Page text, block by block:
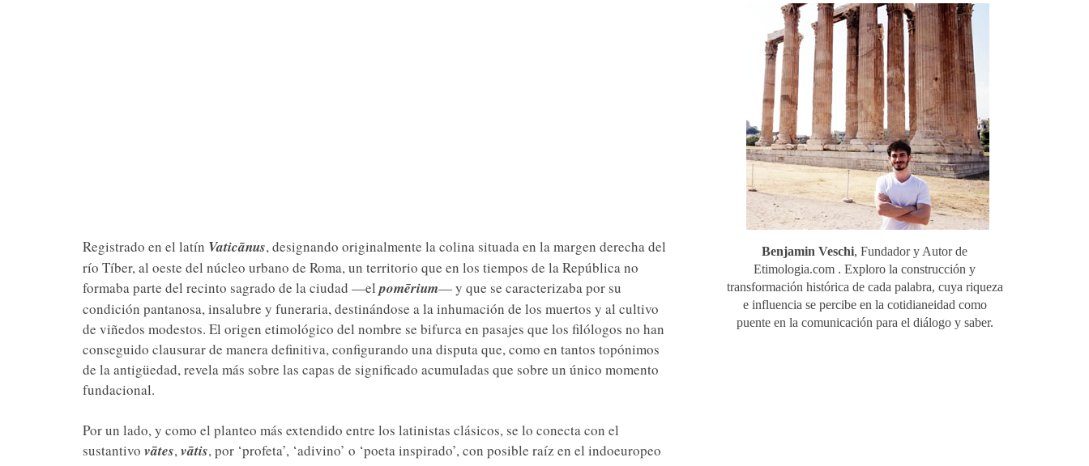
Registrado en el latín Vaticānus, designando originalmente la colina situada en la margen derecha del
río Tíber, al oeste del núcleo urbano de Roma, un territorio que en los tiempos de la República no
formaba parte del recinto sagrado de la ciudad —elpomērium— y que se caracterizaba por su
condición pantanosa, insalubre y funeraria, destinándose a la inhumación de los muertos y al cultivo
de viñedos modestos. El origen etimológico del nombre se bifurca en pasajes que los filólogos no han
conseguido clausurar de manera definitiva, configurando una disputa que, como en tantos topónimos
de la antigüedad, revela más sobre las capas de significado acumuladas que sobre un único momento
fundacional.
Por un lado, y como el planteo más extendido entre los latinistas clásicos, se lo conecta con el
sustantivo vātes,vātis, por ‘profeta’, ‘adivino’ o ‘poeta inspirado’, con posible raíz en el indoeuropeo
Benjamin Veschi, Fundador y Autor de
Etimologia.com . Exploro la construcción y
transformación histórica de cada palabra, cuya riqueza
e influencia se percibe en la cotidianeidad como
puente en la comunicación para el diálogo y saber.